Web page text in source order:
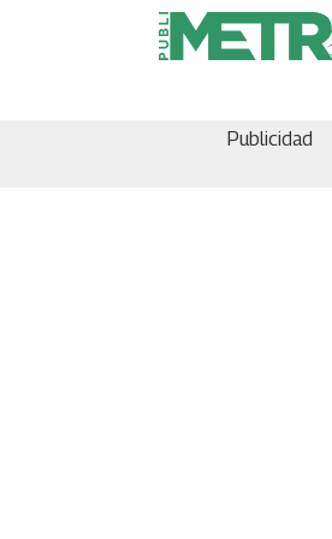
Publicidad